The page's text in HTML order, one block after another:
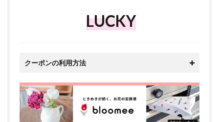
LUCKY
クーポンの利用方法